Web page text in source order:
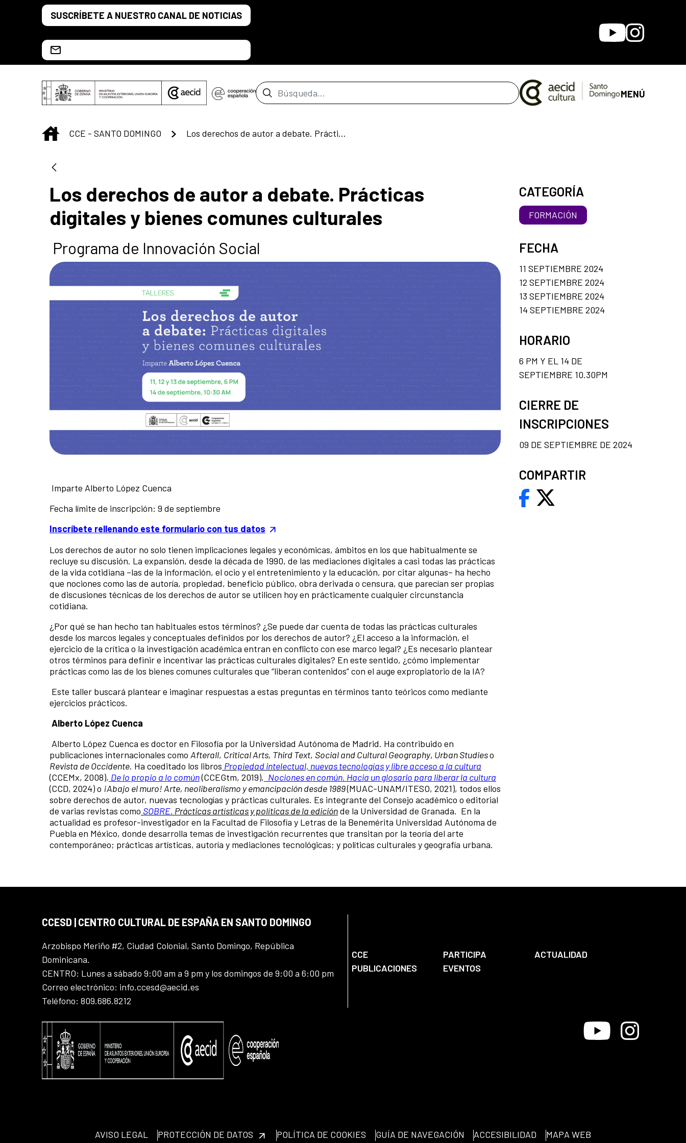
Saltar al contenido principal
SUSCRÍBETE A NUESTRO CANAL DE NOTICIAS
YoutubeInstagram
Barra de búsqueda MENÚ
INICIO
CCE - SANTO DOMINGO Los derechos de autor a debate. Prácticas digitales y bienes comunes culturales
Los derechos de autor a debate. Prácticas
digitales y bienes comunes culturales
Programa de Innovación Social
Imparte Alberto López Cuenca
Fecha límite de inscripción: 9 de septiembre
Inscríbete rellenando este formulario con tus datos
Los derechos de autor no solo tienen implicaciones legales y económicas, ámbitos en los que habitualmente se
recluye su discusión. La expansión, desde la década de 1990, de las mediaciones digitales a casi todas las prácticas
de la vida cotidiana –las de la información, el ocio y el entretenimiento y la educación, por citar algunas– ha hecho
que nociones como las de autoría, propiedad, beneficio público, obra derivada o censura, que parecían ser propias
de discusiones técnicas de los derechos de autor se utilicen hoy en prácticamente cualquier circunstancia
cotidiana.
¿Por qué se han hecho tan habituales estos términos? ¿Se puede dar cuenta de todas las prácticas culturales
desde los marcos legales y conceptuales definidos por los derechos de autor? ¿El acceso a la información, el
ejercicio de la crítica o la investigación académica entran en conflicto con ese marco legal? ¿Es necesario plantear
otros términos para definir e incentivar las prácticas culturales digitales? En este sentido, ¿cómo implementar
prácticas como las de los bienes comunes culturales que “liberan contenidos” con el auge expropiatorio de la IA?
Este taller buscará plantear e imaginar respuestas a estas preguntas en términos tanto teóricos como mediante
ejercicios prácticos.
Alberto López Cuenca
Alberto López Cuenca es doctor en Filosofía por la Universidad Autónoma de Madrid. Ha contribuido en
publicaciones internacionales como Afterall, Critical Arts, Third Text, Social and Cultural Geography, Urban Studieso
Revista de Occidente. Ha coeditado los libros Propiedad intelectual, nuevas tecnologías y libre acceso a la cultura
(CCEMx, 2008), De lo propio a lo común(CCEGtm, 2019), Nociones en común. Hacia un glosario para liberar la cultura
(CCD, 2024) o ¡Abajo el muro! Arte, neoliberalismo y emancipación desde 1989(MUAC-UNAM/ITESO, 2021), todos ellos
sobre derechos de autor, nuevas tecnologías y prácticas culturales. Es integrante del Consejo académico o editorial
de varias revistas como SOBRE. Prácticas artísticas y políticas de la ediciónde la Universidad de Granada. En la
actualidad es profesor-investigador en la Facultad de Filosofía y Letras de la Benemérita Universidad Autónoma de
Puebla en México, donde desarrolla temas de investigación recurrentes que transitan por la teoría del arte
contemporáneo; prácticas artísticas, autoría y mediaciones tecnológicas; y políticas culturales y geografía urbana.
CATEGORÍA
FORMACIÓN
FECHA
11 SEPTIEMBRE 2024
12 SEPTIEMBRE 2024
13 SEPTIEMBRE 2024
14 SEPTIEMBRE 2024
HORARIO
6 PM Y EL 14 DE
SEPTIEMBRE 10.30PM
CIERRE DE
INSCRIPCIONES
09 DE SEPTIEMBRE DE 2024
COMPARTIR
CCESD | CENTRO CULTURAL DE ESPAÑA EN SANTO DOMINGO
Arzobispo Meriño #2, Ciudad Colonial, Santo Domingo, República
Dominicana.
CENTRO: Lunes a sábado 9:00 am a 9 pm y los domingos de 9:00 a 6:00 pm
Correo electrónico: info.ccesd@aecid.es
Teléfono: 809.686.8212
CCE PARTICIPA
ACTUALIDAD
PUBLICACIONES
EVENTOS
Youtube Instagram
AVISO LEGAL PROTECCIÓN DE DATOS POLÍTICA DE COOKIES GUÍA DE NAVEGACIÓN ACCESIBILIDAD MAPA WEB